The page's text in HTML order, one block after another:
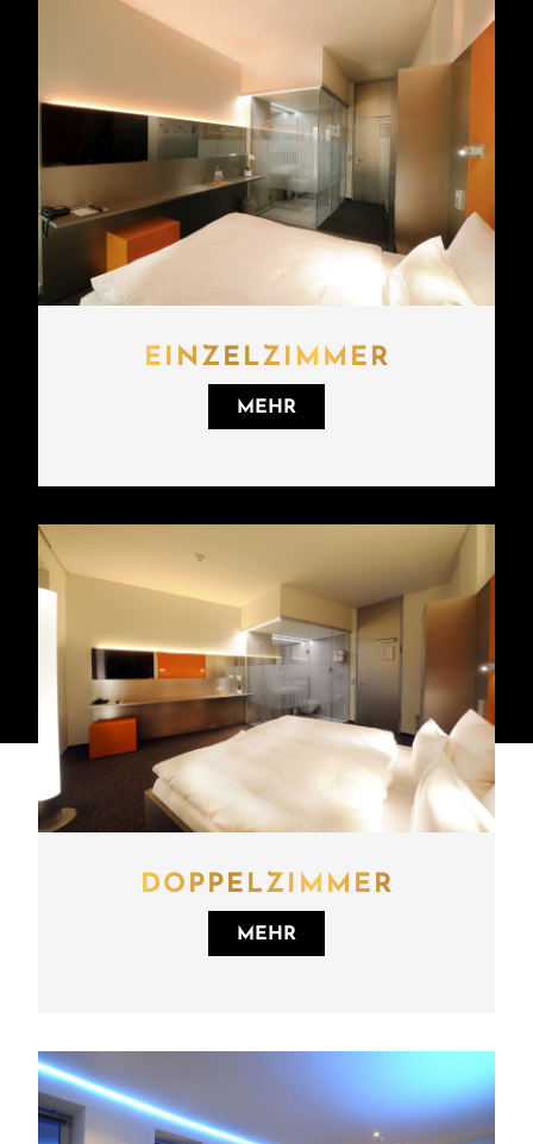
EINZELZIMMER
MEHR
DOPPELZIMMER
MEHR